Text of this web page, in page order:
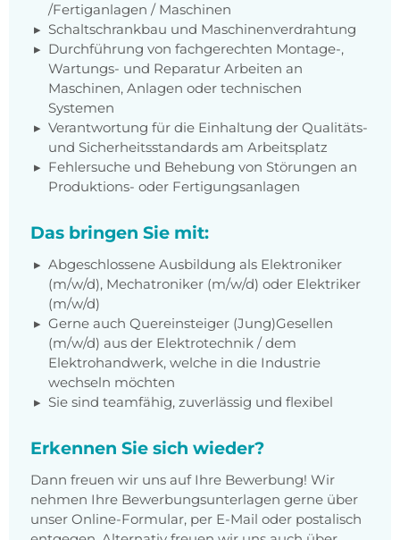
/Fertiganlagen / Maschinen
Schaltschrankbau und Maschinenverdrahtung
Durchführung von fachgerechten Montage-,
Wartungs- und Reparatur Arbeiten an
Maschinen, Anlagen oder technischen
Systemen
Verantwortung für die Einhaltung der Qualitäts-
und Sicherheitsstandards am Arbeitsplatz
Fehlersuche und Behebung von Störungen an
Produktions- oder Fertigungsanlagen
Das bringen Sie mit:
Abgeschlossene Ausbildung als Elektroniker
(m/w/d), Mechatroniker (m/w/d) oder Elektriker
(m/w/d)
Gerne auch Quereinsteiger (Jung)Gesellen
(m/w/d) aus der Elektrotechnik / dem
Elektrohandwerk, welche in die Industrie
wechseln möchten
Sie sind teamfähig, zuverlässig und flexibel
Erkennen Sie sich wieder?
Dann freuen wir uns auf Ihre Bewerbung! Wir
nehmen Ihre Bewerbungsunterlagen gerne über
unser Online-Formular, per E-Mail oder postalisch